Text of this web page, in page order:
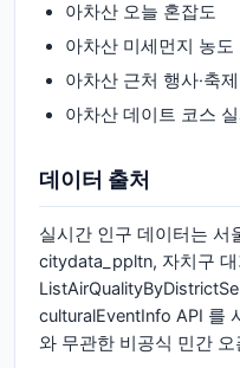
아차산 오늘 혼잡도
아차산 미세먼지 농도
아차산 근처 행사·축
아차산 데이트 코스
데이터 출처
실시간 인구 데이터는 서
citydata_ppltn, 자치구
culturalEventInfo API 를
와 무관한 비공식 민간